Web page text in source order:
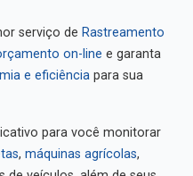
serviço de Rastreamento
on-line e garanta
e eficiência para sua
para você monitorar
, máquinas agrícolas,